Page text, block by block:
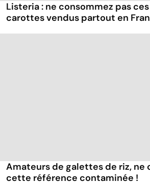
Listeria : ne consommez pas
carottes vendus partout en
Amateurs de galettes de riz, ne
cette référence contaminée !